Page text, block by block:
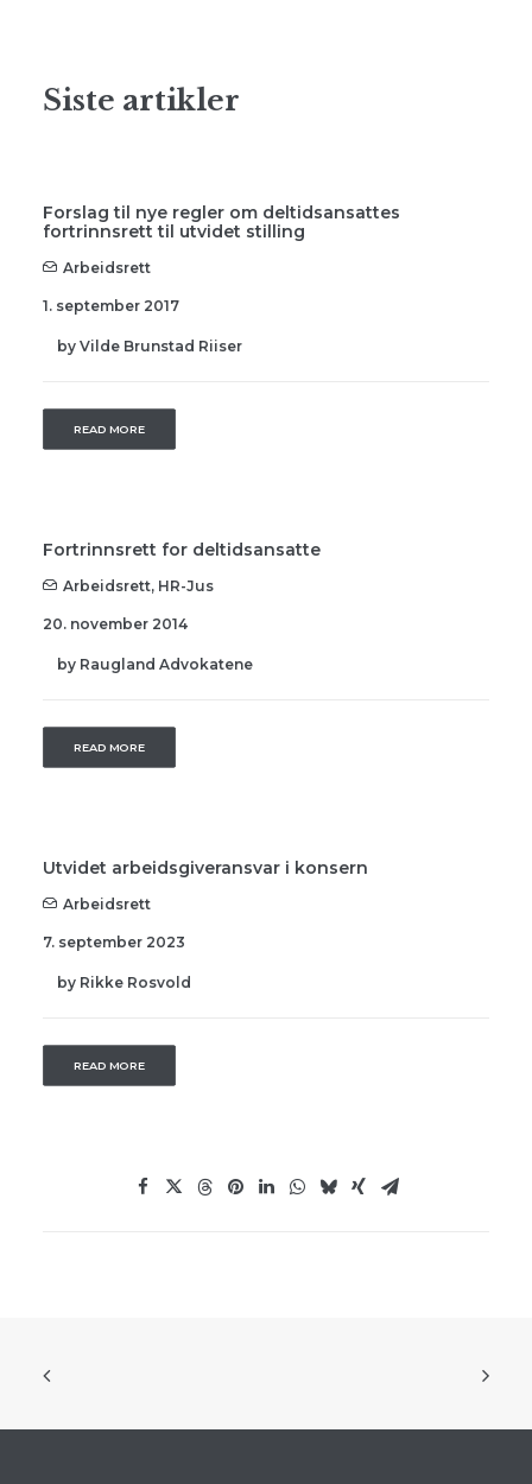
Siste artikler
Forslag til nye regler om deltidsansattes
fortrinnsrett til utvidet stilling
Arbeidsrett
1. september 2017
by Vilde Brunstad Riiser
READ MORE
Fortrinnsrett for deltidsansatte
Arbeidsrett, HR-Jus
20. november 2014
by Raugland Advokatene
READ MORE
Utvidet arbeidsgiveransvar i konsern
Arbeidsrett
7. september 2023
by Rikke Rosvold
READ MORE